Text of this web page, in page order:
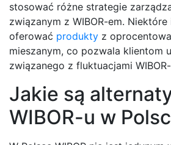
stosować różne strategie
związanym z WIBOR-em.
oferować produkty z
mieszanym, co pozwala klientom
związanego z fluktuacjami
Jakie są
WIBOR-u w